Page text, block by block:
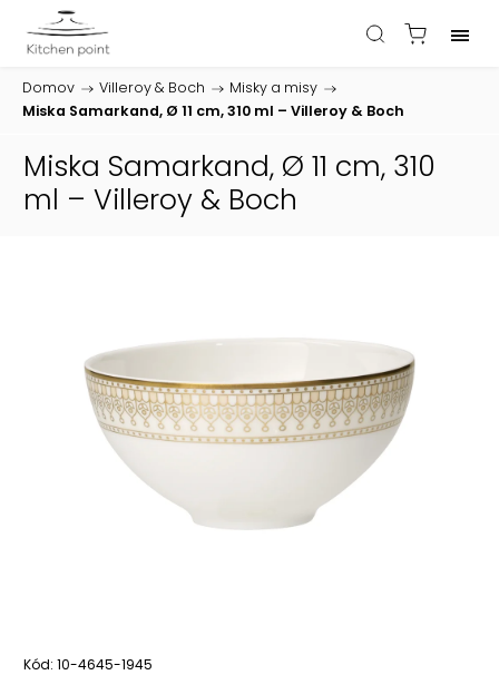
Domov / Villeroy & Boch / Misky a misy /
Miska Samarkand, Ø 11 cm, 310 ml – Villeroy & Boch
Miska Samarkand, Ø 11 cm, 310
ml – Villeroy & Boch
Kód: 10-4645-1945